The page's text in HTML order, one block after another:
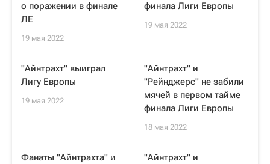
о поражении в финале
ЛЕ
19 мая 2022
финала Лиги Европы
19 мая 2022
"Айнтрахт" выиграл
Лигу Европы
19 мая 2022
"Айнтрахт" и
"Рейнджерс" не забили
мячей в первом тайме
финала Лиги Европы
18 мая 2022
Фанаты "Айнтрахта" и
"Айнтрахт" и